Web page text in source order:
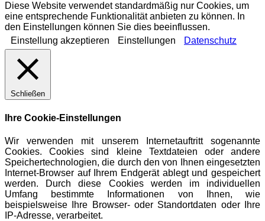
Diese Website verwendet standardmäßig nur Cookies, um
eine entsprechende Funktionalität anbieten zu können. In
den Einstellungen können Sie dies beeinflussen.
Einstellung akzeptieren
Einstellungen Datenschutz
Schließen
Ihre Cookie-Einstellungen
Wir verwenden mit unserem Internetauftritt sogenannte
Cookies. Cookies sind kleine Textdateien oder andere
Speichertechnologien, die durch den von Ihnen eingesetzten
Internet-Browser auf Ihrem Endgerät ablegt und gespeichert
werden. Durch diese Cookies werden im individuellen
Umfang bestimmte Informationen von Ihnen, wie
beispielsweise Ihre Browser- oder Standortdaten oder Ihre
IP-Adresse, verarbeitet.